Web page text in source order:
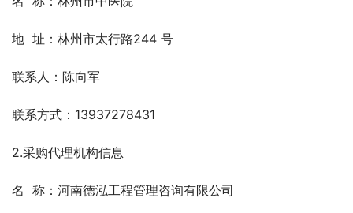
地  址：林州市太行路244 号
联系人：陈向军
联系方式：13937278431
2.采购代理机构信息
名  称：河南德泓工程管理咨询有限公司